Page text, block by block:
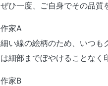
ぜひ一度、ご自身でその品質
作家A
細い線の絵柄のため、いつも
は細部までぼやけることなく
作家B